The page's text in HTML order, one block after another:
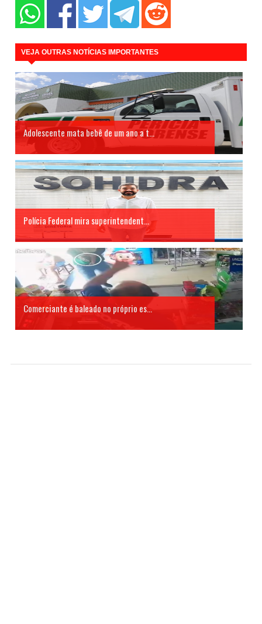
VEJA OUTRAS NOTÍCIAS IMPORTANTES
Adolescente mata bebê de um ano a t...
Polícia Federal mira superintendent...
Comerciante é baleado no próprio es...